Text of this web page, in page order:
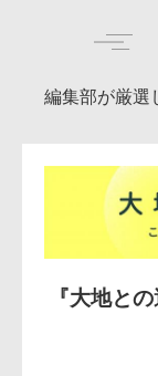
編集部が厳選
『大地と